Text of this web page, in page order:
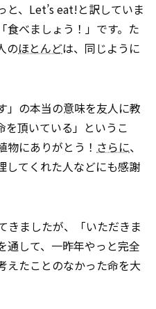
と、Let’s eat!と訳していま
食べましょう！」です。た
のほとんどは、同じように
」の本当の意味を友人に教
を頂いている」というこ
物にありがとう！ さらに、
してくれた人などにも感謝
きましたが、「いただきま
通して、一昨年やっと完全
えたことのなかった命を大